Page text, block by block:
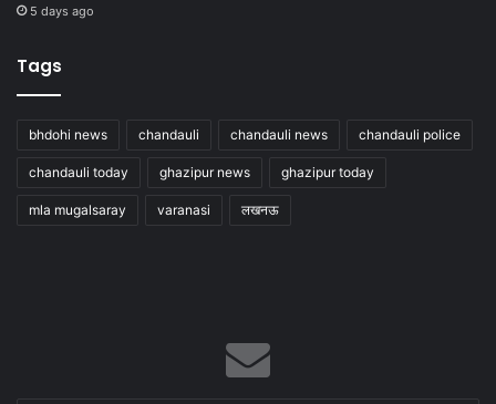
5 days ago
Tags
bhdohi news chandauli chandauli news chandauli police
chandauli today ghazipur news ghazipur today
mla mugalsaray varanasi लखनऊ